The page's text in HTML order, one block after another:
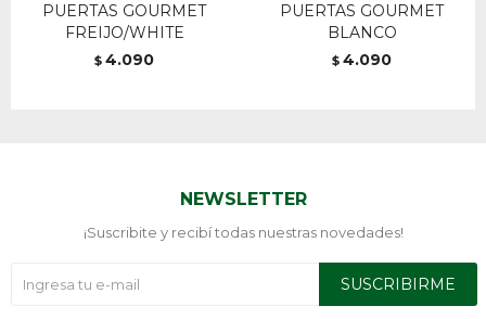
PUERTAS GOURMET
FREIJO/WHITE
$ 4.090
PUERTAS GOURMET
BLANCO
$ 4.090
NEWSLETTER
¡Suscribite y recibí todas nuestras novedades!
SUSCRIBIRME